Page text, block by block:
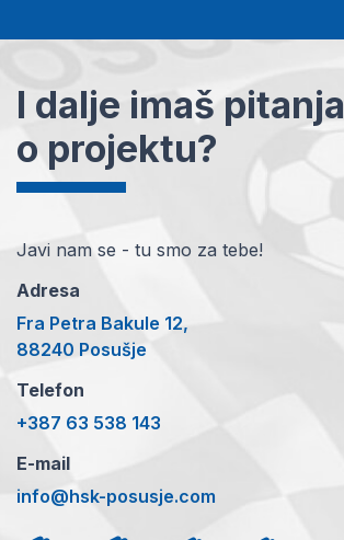
I dalje imaš pitanja
o projektu?
Javi nam se - tu smo za tebe!
Adresa
Fra Petra Bakule 12,
88240 Posušje
Telefon
+387 63 538 143
E-mail
info@hsk-posusje.com